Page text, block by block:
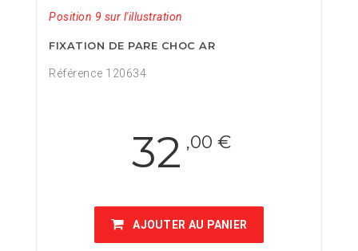
Position 9 sur l'illustration
FIXATION DE PARE CHOC AR
Référence 120634
32 ,00 €
AJOUTER AU PANIER